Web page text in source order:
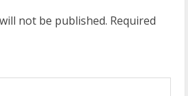
not be published. Required